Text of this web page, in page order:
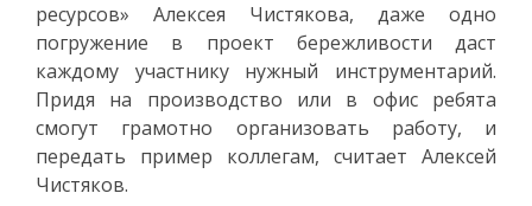
ресурсов» Алексея Чистякова, даже одно
погружение в проект бережливости даст
каждому участнику нужный инструментарий.
Придя на производство или в офис ребята
смогут грамотно организовать работу, и
передать пример коллегам, считает Алексей
Чистяков.